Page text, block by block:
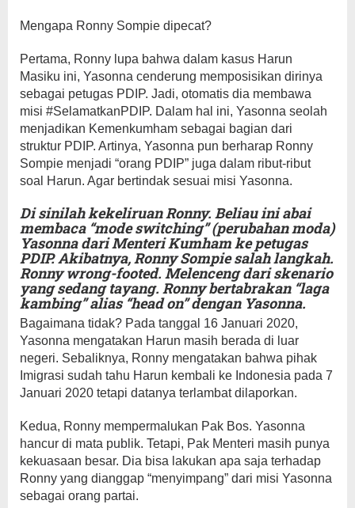
Mengapa Ronny Sompie dipecat?
Pertama, Ronny lupa bahwa dalam kasus Harun
Masiku ini, Yasonna cenderung memposisikan dirinya
sebagai petugas PDIP. Jadi, otomatis dia membawa
misi #SelamatkanPDIP. Dalam hal ini, Yasonna seolah
menjadikan Kemenkumham sebagai bagian dari
struktur PDIP. Artinya, Yasonna pun berharap Ronny
Sompie menjadi “orang PDIP” juga dalam ribut-ribut
soal Harun. Agar bertindak sesuai misi Yasonna.
Di sinilah kekeliruan Ronny. Beliau ini abai
membaca “mode switching” (perubahan moda)
Yasonna dari Menteri Kumham ke petugas
PDIP. Akibatnya, Ronny Sompie salah langkah.
Ronny wrong-footed. Melenceng dari skenario
yang sedang tayang. Ronny bertabrakan “laga
kambing” alias “head on” dengan Yasonna.
Bagaimana tidak? Pada tanggal 16 Januari 2020,
Yasonna mengatakan Harun masih berada di luar
negeri. Sebaliknya, Ronny mengatakan bahwa pihak
Imigrasi sudah tahu Harun kembali ke Indonesia pada 7
Januari 2020 tetapi datanya terlambat dilaporkan.
Kedua, Ronny mempermalukan Pak Bos. Yasonna
hancur di mata publik. Tetapi, Pak Menteri masih punya
kekuasaan besar. Dia bisa lakukan apa saja terhadap
Ronny yang dianggap “menyimpang” dari misi Yasonna
sebagai orang partai.